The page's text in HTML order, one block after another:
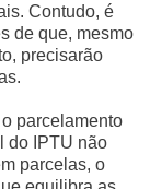
Contudo, é
de que, mesmo
precisarão
parcelamento
do IPTU não
parcelas, o